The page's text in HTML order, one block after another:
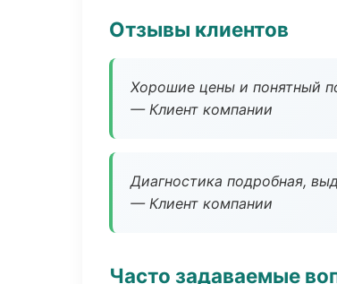
Отзывы клиентов
Хорошие цены и понятный
— Клиент компании
Диагностика подробная,
— Клиент компании
Часто задаваемые